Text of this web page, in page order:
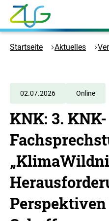
Zum
Hauptinhalt
springen
Logo
Zukunft
Zur
Startseite
Startseite Aktuelles
02.07.2026 Online
KNK: 3. KNK-